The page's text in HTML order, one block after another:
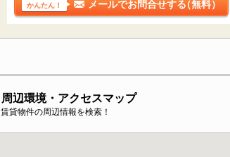
かんたん！ メールでお問合せする（無料）
周辺環境・アクセスマップ
賃貸物件の周辺情報を検索！